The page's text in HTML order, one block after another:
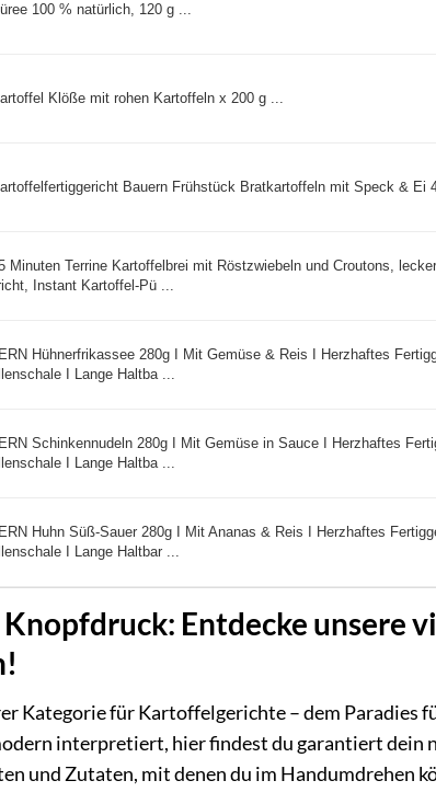
100 % natürlich, 120 g ...
Klöße mit rohen Kartoffeln x 200 g ...
Bauern Frühstück Bratkartoffeln mit Speck & Ei
Minuten Terrine Kartoffelbrei mit Röstzwiebeln und Croutons,
Instant Kartoffel-Pü ...
Hühnerfrikassee 280g I Mit Gemüse & Reis I Herzhaftes
I Lange Haltba ...
Schinkennudeln 280g I Mit Gemüse in Sauce I Herzhaftes
I Lange Haltba ...
Huhn Süß-Sauer 280g I Mit Ananas & Reis I Herzhaftes
I Lange Haltbar ...
Entdecke unsere
Kategorie für Kartoffelgerichte – dem Paradies
interpretiert, hier findest du garantiert dein
und Zutaten, mit denen du im Handumdrehen